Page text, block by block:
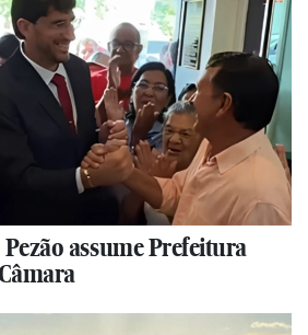
assume Prefeitura